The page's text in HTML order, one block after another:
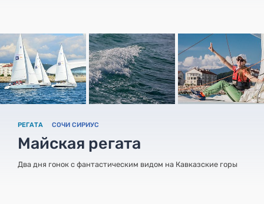
РЕГАТА СОЧИ СИРИУС
Майская регата
Два дня гонок с фантастическим видом на Кавказские горы